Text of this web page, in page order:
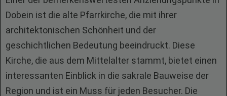
Dobein ist die alte Pfarrkirche, die mit ihrer
architektonischen Schönheit und der
geschichtlichen Bedeutung beeindruckt. Diese
Kirche, die aus dem Mittelalter stammt, bietet einen
interessanten Einblick in die sakrale Bauweise der
Region und ist ein Muss für jeden Besucher. Die